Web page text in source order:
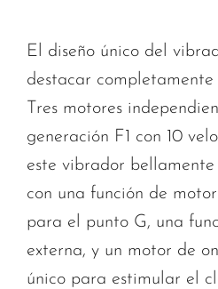
El diseño único del
destacar completamente
Tres motores
generación F1 con 10
este vibrador bellamente
con una función de
para el punto G, una
externa, y un motor de
único para estimular el